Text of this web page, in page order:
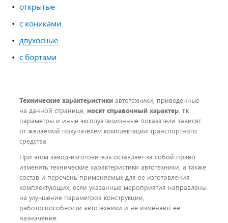
открытые
с кониками
двухосные
с бортами
Технические характеристики автотехники, приведенные
на данной странице, носят справочный характер, т.к.
параметры и иные эксплуатационные показатели зависят
от желаемой покупателем комплектации транспортного
средства.
При этом завод-изготовитель оставляет за собой право
изменять технические характеристики автотехники, а также
состав и перечень применяемых для ее изготовления
комплектующих, если указанные мероприятия направлены
на улучшение параметров конструкции,
работоспособности автотехники и не изменяют ее
назначение.